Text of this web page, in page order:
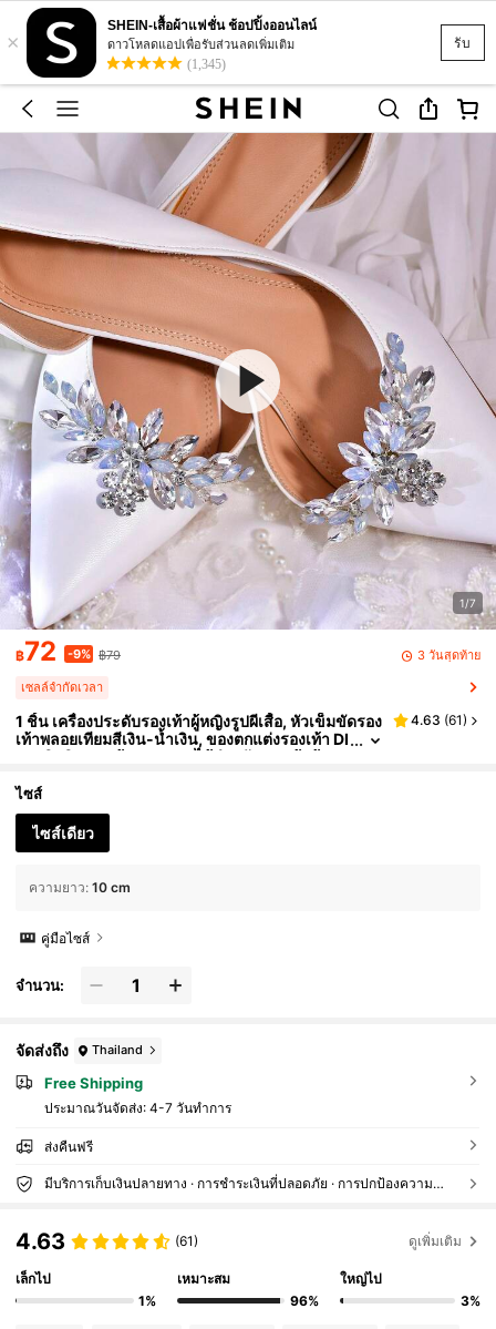
รับ
×
SHEIN-เสื้อผ้าแฟชั่น ช้อปปิ้งออนไลน์
ดาวโหลดแอปเพื่อรับส่วนลดเพิ่มเติม
(1,345)
1/7
฿72 -9% ฿79 3 วันสุดท้าย
เซลล์จำกัดเวลา
1 ชิ้น เครื่องประดับรองเท้าผู้หญิงรูปผีเสื้อ, หัวเข็มขัดรอง
เท้าพลอยเทียมสีเงิน-น้ำเงิน, ของตกแต่งรองเท้า DI
Y, คลิปติดรองเท้า, ถอดออกได้สำหรับรองเท้าส้นสู
ราสำหรับงานแต่งงาน, ปาร์ตี้, เดินทางไปทำงาน, ของที่
ระลึก
4.63 (61)
ไซส์
ไซส์เดียว
ความยาว: 10 cm
คู่มือไซส์
จำนวน:
จัดส่งถึง Thailand
Free Shipping
ประมาณวันจัดส่ง: 4-7 วันทำการ
ส่งคืนฟรี
มีบริการเก็บเงินปลายทาง · การชำระเงินที่ปลอดภัย · การปกป้องความเป็นส่วนตัว
4.63 (61) ดูเพิ่มเติม
เล็กไป
1%
เหมาะสม
96%
ใหญ่ไป
3%